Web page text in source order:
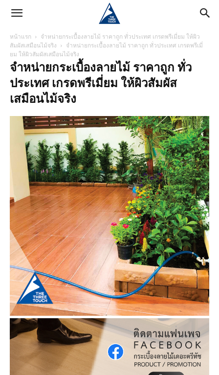
หน้าแรก
จำหน่ายกระเบื้องลายไม้ ราคาถูก ทั่วประเทศ เกรดพรีเมี่ยม ให้ผิว
สัมผัสเสมือนไม้จริง
จำหน่ายกระเบื้องลายไม้ ราคาถูก ทั่วประเทศ เกรดพรีเมี่
ยม ให้ผิวสัมผัสเสมือนไม้จริง
จำหน่ายกระเบื้องลายไม้ ราคาถูก ทั่ว
ประเทศ เกรดพรีเมี่ยม ให้ผิวสัมผัส
เสมือนไม้จริง